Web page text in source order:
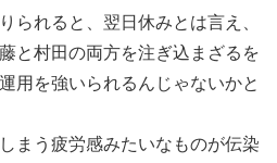
られると、翌日休みとは言え、
と村田の両方を注ぎ込まざるを
用を強いられるんじゃないかと
まう疲労感みたいなものが伝染